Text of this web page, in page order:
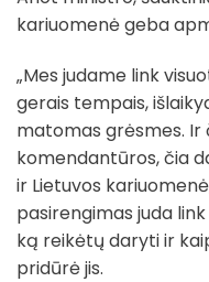
kariuomenė geba
„Mes judame link
gerais tempais,
matomas grėsmes. Ir
komendantūros, čia
ir Lietuvos
pasirengimas juda
ką reikėtų daryti ir
pridūrė jis.